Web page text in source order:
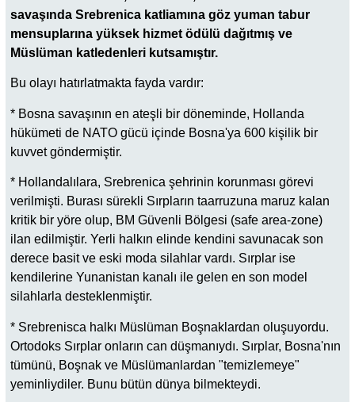
savaşında Srebrenica katliamına göz yuman tabur
mensuplarına yüksek hizmet ödülü dağıtmış ve
Müslüman katledenleri kutsamıştır.
Bu olayı hatırlatmakta fayda vardır:
* Bosna savaşının en ateşli bir döneminde, Hollanda
hükümeti de NATO gücü içinde Bosna'ya 600 kişilik bir
kuvvet göndermiştir.
* Hollandalılara, Srebrenica şehrinin korunması görevi
verilmişti. Burası sürekli Sırpların taarruzuna maruz kalan
kritik bir yöre olup, BM Güvenli Bölgesi (safe area-zone)
ilan edilmiştir. Yerli halkın elinde kendini savunacak son
derece basit ve eski moda silahlar vardı. Sırplar ise
kendilerine Yunanistan kanalı ile gelen en son model
silahlarla desteklenmiştir.
* Srebrenisca halkı Müslüman Boşnaklardan oluşuyordu.
Ortodoks Sırplar onların can düşmanıydı. Sırplar, Bosna'nın
tümünü, Boşnak ve Müslümanlardan "temizlemeye"
yeminliydiler. Bunu bütün dünya bilmekteydi.